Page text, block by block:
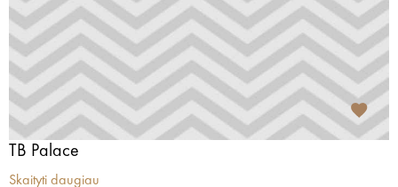
TB Palace
Skaityti daugiau